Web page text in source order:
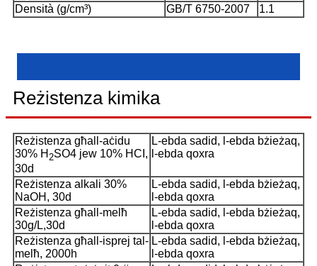
Densità (g/cm³) GB/T 6750-2007 1.1
Reżistenza kimika
Reżistenza għall-aċidu
30% H 2SO4 jew 10% HCI,
30d
L-ebda sadid, l-ebda bżieżaq,
l-ebda qoxra
Reżistenza alkali 30%
NaOH, 30d
L-ebda sadid, l-ebda bżieżaq,
l-ebda qoxra
Reżistenza għall-melħ
30g/L,30d
L-ebda sadid, l-ebda bżieżaq,
l-ebda qoxra
Reżistenza għall-isprej tal-
melħ, 2000h
L-ebda sadid, l-ebda bżieżaq,
l-ebda qoxra